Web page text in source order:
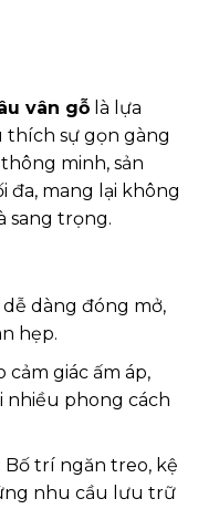
vân gỗ là lựa
sự gọn gàng
minh, sản
đa, mang lại không
sang trọng.
dàng đóng mở,
hẹp.
cảm giác ấm áp,
nhiều phong cách
trí ngăn treo, kệ
nhu cầu lưu trữ